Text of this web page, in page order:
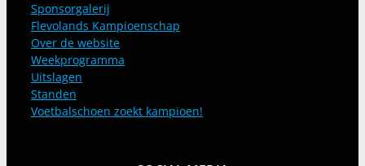
Sponsorgalerij
Flevolands Kampioenschap
Over de website
Weekprogramma
Uitslagen
Standen
Voetbalschoen zoekt kampioen!